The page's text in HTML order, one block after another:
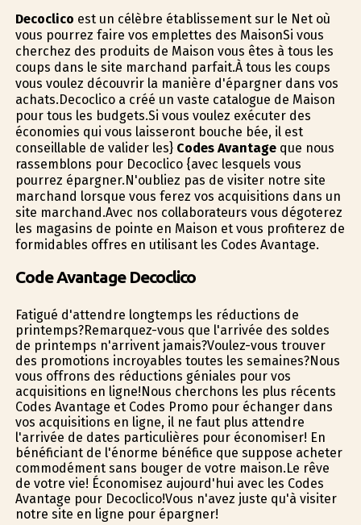
Decoclico est un célèbre établissement sur le Net où
vous pourrez faire vos emplettes des MaisonSi vous
cherchez des produits de Maison vous êtes à tous les
coups dans le site marchand parfait.À tous les coups
vous voulez découvrir la manière d'épargner dans vos
achats.Decoclico a créé un vaste catalogue de Maison
pour tous les budgets.Si vous voulez exécuter des
économies qui vous laisseront bouche bée, il est
conseillable de valider les} Codes Avantageque nous
rassemblons pour Decoclico {avec lesquels vous
pourrez épargner.N'oubliez pas de visiter notre site
marchand lorsque vous ferez vos acquisitions dans un
site marchand.Avec nos collaborateurs vous dégoterez
les magasins de pointe en Maison et vous profiterez de
formidables offres en utilisant les Codes Avantage.
Code Avantage Decoclico
Fatigué d'attendre longtemps les réductions de
printemps?Remarquez-vous que l'arrivée des soldes
de printemps n'arrivent jamais?Voulez-vous trouver
des promotions incroyables toutes les semaines?Nous
vous offrons des réductions géniales pour vos
acquisitions en ligne!Nous cherchons les plus récents
Codes Avantage et Codes Promo pour échanger dans
vos acquisitions en ligne, il ne faut plus attendre
l'arrivée de dates particulières pour économiser! En
bénéficiant de l'énorme bénéfice que suppose acheter
commodément sans bouger de votre maison.Le rêve
de votre vie! Économisez aujourd'hui avec les Codes
Avantage pour Decoclico!Vous n'avez juste qu'à visiter
notre site en ligne pour épargner!